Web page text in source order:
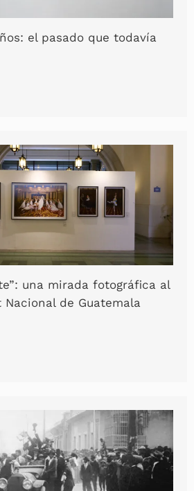
el pasado que todavía
una mirada fotográfica al
Nacional de Guatemala